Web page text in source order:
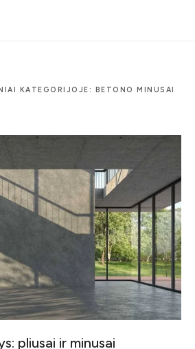
KATEGORIJOJE: BETONO MINUSAI
pliusai ir minusai